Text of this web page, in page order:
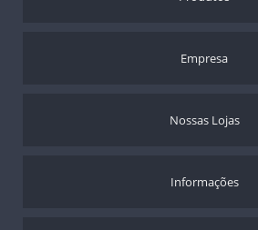
CADEIRA PARA HIGIENIZAÇÃO ULTRALUX - 100 KGS
Empresa
Nossas Lojas
Informações